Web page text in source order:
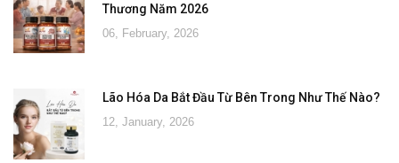
Thương Năm 2026
06, February, 2026
Lão Hóa Da Bắt Đầu Từ Bên Trong Như Thế Nào?
12, January, 2026